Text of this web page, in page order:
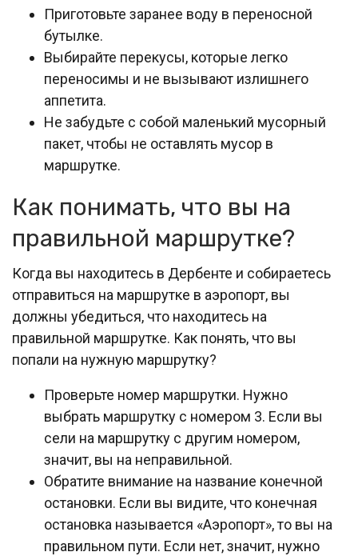
Приготовьте заранее воду в переносной
бутылке.
Выбирайте перекусы, которые легко
переносимы и не вызывают излишнего
аппетита.
Не забудьте с собой маленький мусорный
пакет, чтобы не оставлять мусор в
маршрутке.
Как понимать, что вы на
правильной маршрутке?
Когда вы находитесь в Дербенте и собираетесь
отправиться на маршрутке в аэропорт, вы
должны убедиться, что находитесь на
правильной маршрутке. Как понять, что вы
попали на нужную маршрутку?
Проверьте номер маршрутки. Нужно
выбрать маршрутку с номером 3. Если вы
сели на маршрутку с другим номером,
значит, вы на неправильной.
Обратите внимание на название конечной
остановки. Если вы видите, что конечная
остановка называется «Аэропорт», то вы на
правильном пути. Если нет, значит, нужно